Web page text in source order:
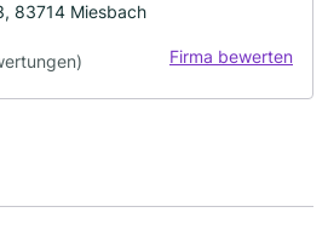
83714 Miesbach
Firma bewerten